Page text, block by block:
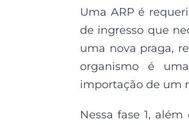
Uma ARP é
de ingresso que
uma nova praga,
organismo é
importação de um
Nessa fase 1,